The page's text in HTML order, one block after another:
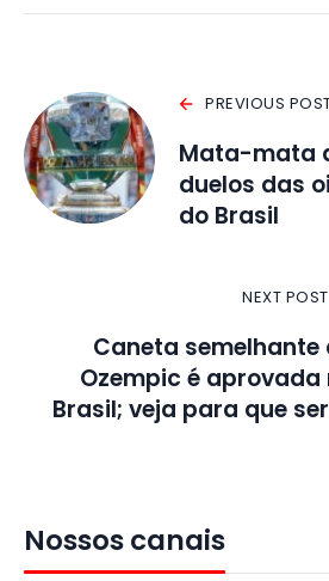
PREVIOUS
Mata-mata
duelos das
do Brasil
NEXT POST
Caneta semelhante
Ozempic é aprovada
Brasil; veja para que
Nossos canais